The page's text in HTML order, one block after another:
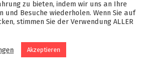
- Faser-Stoff-Papier. Landart 2.0
zu bieten, indem wir uns an Ihre
und Besuche wiederholen. Wenn Sie auf
stimmen Sie der Verwendung ALLER
Akzeptieren